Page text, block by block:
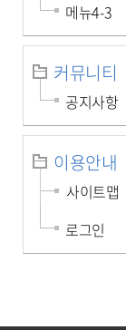
메뉴4-3
커뮤니티
공지사항
이용안내
사이트맵
로그인